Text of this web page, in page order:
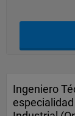
Ingeniero